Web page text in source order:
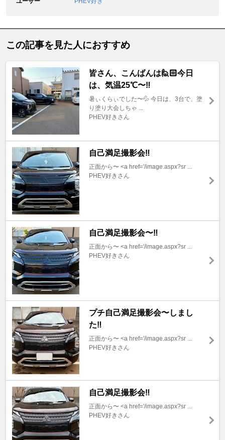
この記事を見た人におすすめ
皆さん、こんばんは🙋🏻今日
は、気温25℃〜‼️
暑ぃくらぃでした〜💦 今日は、3台で、塗
り塗り大会しちゃ ...
PHEV好きさん
自己満足撮影会‼️
正面から〜 <a href='/image.aspx?sr ...
PHEV好きさん
自己満足撮影会〜‼️
正面から〜 <a href='/image.aspx?sr ...
PHEV好きさん
プチ自己満足撮影会〜しまし
た‼️
正面から〜 <a href='/image.aspx?sr ...
PHEV好きさん
自己満足撮影会‼️
正面から〜 <a href='/image.aspx?sr ...
PHEV好きさん